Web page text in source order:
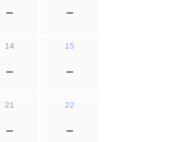
ー ー
14
ー
15
ー
21
ー
22
ー